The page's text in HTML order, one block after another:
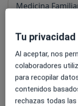
Medicina
Visita Medicina
¿Cómo funcionan
Tu
Al aceptar, nos
colaboradores
para recopilar
contenidos
rechazas todas